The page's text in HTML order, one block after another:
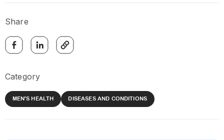
Share
Category
MEN'S HEALTH DISEASES AND CONDITIONS